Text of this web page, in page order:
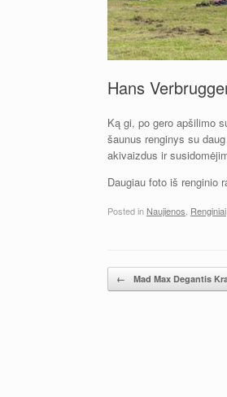
Hans
Ką gi, po gero apšilimo
šaunus renginys su
akivaizdus ir
Daugiau foto iš renginio
Posted in Naujienos Renginiai
Post navigation
← Mad Max Degantis